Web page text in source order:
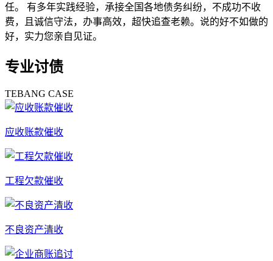
任。 有多年实践经验，承接全国各地债务纠纷，不成功不收
费，且诚信守法，办事高效，超快追查老赖。说的好不如做的
好，实力您亲自见证。
专业讨债
TEBANG CASE
应收账款催收
工程欠款催收
不良资产清收